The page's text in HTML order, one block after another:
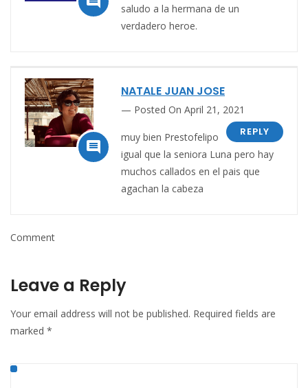
saludo a la hermana de un
verdadero heroe.

NATALE JUAN JOSE
Posted On April 21, 2021
REPLY
muy bien Prestofelipo
igual que la seniora Luna pero hay
muchos callados en el pais que
agachan la cabeza
Comment
Leave a Reply
Your email address will not be published. Required fields are
marked *